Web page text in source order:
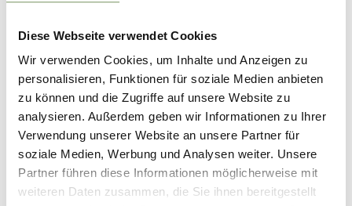
Diese Webseite verwendet Cookies
Wir verwenden Cookies, um Inhalte und Anzeigen zu
personalisieren, Funktionen für soziale Medien anbieten
zu können und die Zugriffe auf unsere Website zu
analysieren. Außerdem geben wir Informationen zu Ihrer
Verwendung unserer Website an unsere Partner für
soziale Medien, Werbung und Analysen weiter. Unsere
Partner führen diese Informationen möglicherweise mit
weiteren Daten zusammen, die Sie ihnen bereitgestellt
Sobald die Unterseite schön braun ist, wenden. Um sich das
vierteln.
Wenn es gar ist, noch einmal wenden und mit der
Fruchtseite nach oben auf dem Teller anrichten.
Mit Zucker oder Staubzucker bestreuen und servieren.
TIPP:Schmeckt auch lecker wenn man Wald-Heidelbeeren
mit Wald-Erdbeeren mischt.
Anstelle des Zuckers kann auch je nach Belieben